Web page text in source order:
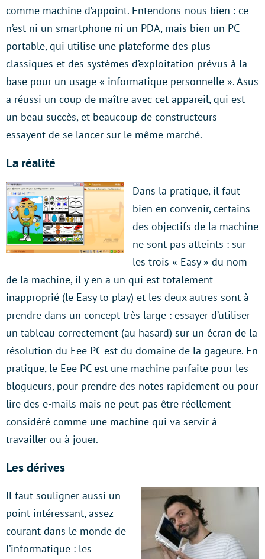
comme machine d’appoint. Entendons-nous bien : ce
n’est ni un smartphone ni un PDA, mais bien un PC
portable, qui utilise une plateforme des plus
classiques et des systèmes d’exploitation prévus à la
base pour un usage « informatique personnelle ». Asus
a réussi un coup de maître avec cet appareil, qui est
un beau succès, et beaucoup de constructeurs
essayent de se lancer sur le même marché.
La réalité
Dans la pratique, il faut
bien en convenir, certains
des objectifs de la machine
ne sont pas atteints : sur
les trois « Easy » du nom
de la machine, il y en a un qui est totalement
inapproprié (le Easy to play) et les deux autres sont à
prendre dans un concept très large : essayer d’utiliser
un tableau correctement (au hasard) sur un écran de la
résolution du Eee PC est du domaine de la gageure. En
pratique, le Eee PC est une machine parfaite pour les
blogueurs, pour prendre des notes rapidement ou pour
lire des e-mails mais ne peut pas être réellement
considéré comme une machine qui va servir à
travailler ou à jouer.
Les dérives
Il faut souligner aussi un
point intéressant, assez
courant dans le monde de
l’informatique : les